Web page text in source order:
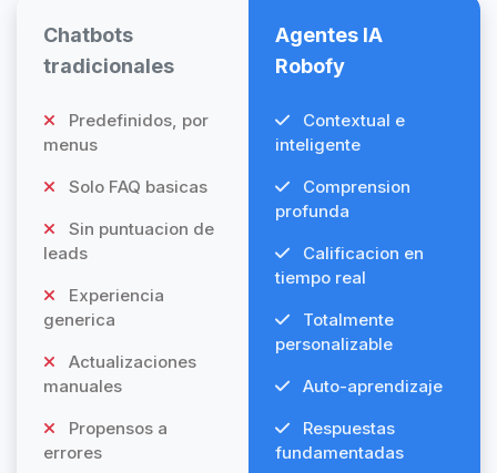
Chatbots
tradicionales
Predefinidos, por
menus
Solo FAQ basicas
Sin puntuacion de
leads
Experiencia
generica
Actualizaciones
manuales
Propensos a
errores
Agentes IA
Robofy
Contextual e
inteligente
Comprension
profunda
Calificacion en
tiempo real
Totalmente
personalizable
Auto-aprendizaje
Respuestas
fundamentadas